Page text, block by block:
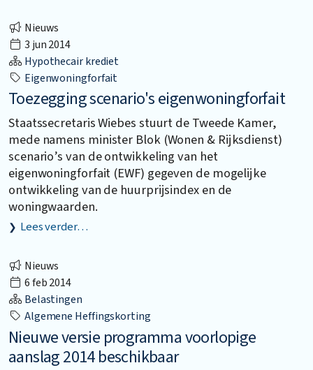
Nieuws
3 jun 2014
Hypothecair krediet
Eigenwoningforfait
Toezegging scenario's eigenwoningforfait
Staatssecretaris Wiebes stuurt de Tweede Kamer,
mede namens minister Blok (Wonen & Rijksdienst)
scenario’s van de ontwikkeling van het
eigenwoningforfait (EWF) gegeven de mogelijke
ontwikkeling van de huurprijsindex en de
woningwaarden.
Lees verder…
Nieuws
6 feb 2014
Belastingen
Algemene Heffingskorting
Nieuwe versie programma voorlopige
aanslag 2014 beschikbaar